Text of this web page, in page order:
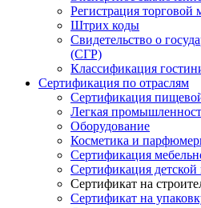
Регистрация торговой
Штрих коды
Свидетельство о
(СГР)
Классификация
Сертификация по отраслям
Сертификация
Легкая
Оборудование
Косметика и
Сертификация
Сертификация
Сертификат на
Сертификат на